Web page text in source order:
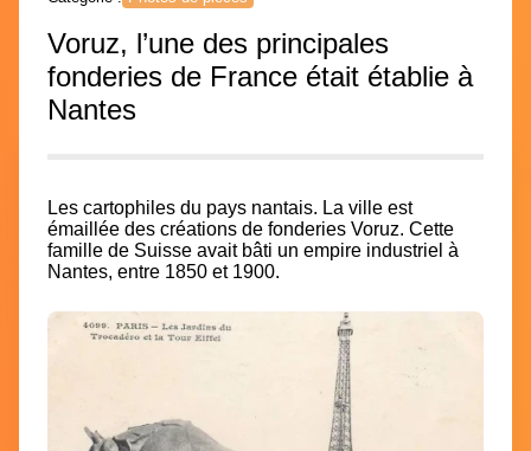
Voruz, l’une des principales
fonderies de France était établie à
Nantes
Les cartophiles du pays nantais. La ville est
émaillée des créations de fonderies Voruz. Cette
famille de Suisse avait bâti un empire industriel à
Nantes, entre 1850 et 1900.